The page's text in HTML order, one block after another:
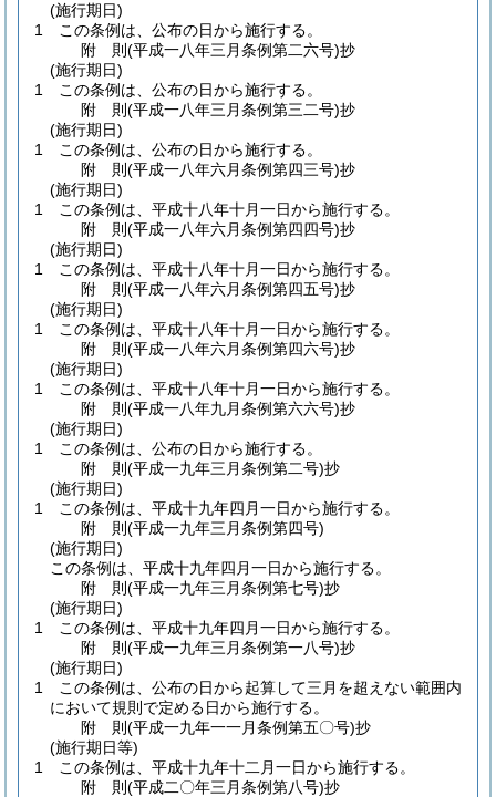
(施行期日)
1
この条例は、公布の日から施行する。
附 則(平成一八年三月条例第二六号)抄
(施行期日)
1
この条例は、公布の日から施行する。
附 則(平成一八年三月条例第三二号)抄
(施行期日)
1
この条例は、公布の日から施行する。
附 則(平成一八年六月条例第四三号)抄
(施行期日)
1
この条例は、平成十八年十月一日から施行する。
附 則(平成一八年六月条例第四四号)抄
(施行期日)
1
この条例は、平成十八年十月一日から施行する。
附 則(平成一八年六月条例第四五号)抄
(施行期日)
1
この条例は、平成十八年十月一日から施行する。
附 則(平成一八年六月条例第四六号)抄
(施行期日)
1
この条例は、平成十八年十月一日から施行する。
附 則(平成一八年九月条例第六六号)抄
(施行期日)
1
この条例は、公布の日から施行する。
附 則(平成一九年三月条例第二号)抄
(施行期日)
1
この条例は、平成十九年四月一日から施行する。
附 則(平成一九年三月条例第四号)
(施行期日)
この条例は、平成十九年四月一日から施行する。
附 則(平成一九年三月条例第七号)抄
(施行期日)
1
この条例は、平成十九年四月一日から施行する。
附 則(平成一九年三月条例第一八号)抄
(施行期日)
1
この条例は、公布の日から起算して三月を超えない範囲内
において規則で定める日から施行する。
附 則(平成一九年一一月条例第五〇号)抄
(施行期日等)
1
この条例は、平成十九年十二月一日から施行する。
附 則(平成二〇年三月条例第八号)抄